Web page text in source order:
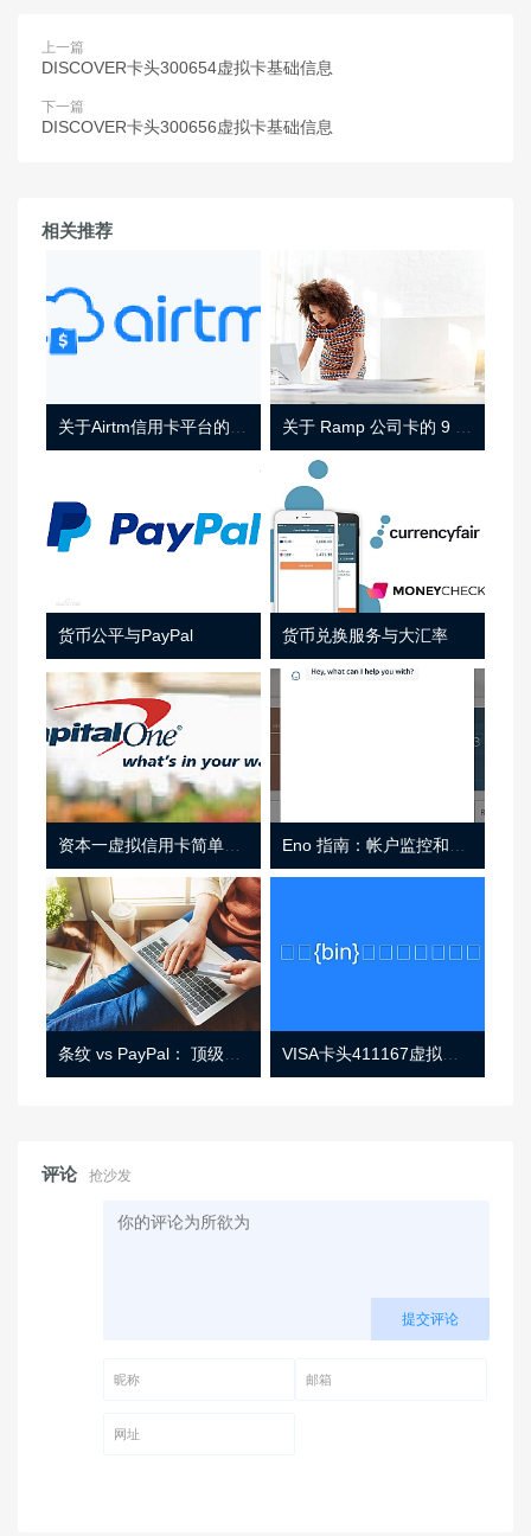
上一篇
DISCOVER卡头300654虚拟卡基础信息
下一篇
DISCOVER卡头300656虚拟卡基础信息
相关推荐
货币公平与PayPal 货币兑换服务与大汇率
资本一虚拟信用卡简单介绍
条纹 vs PayPal： 顶级功能， 定价 （和更多！ VISA卡头411167虚拟卡基础信息
评论 抢沙发
提交评论